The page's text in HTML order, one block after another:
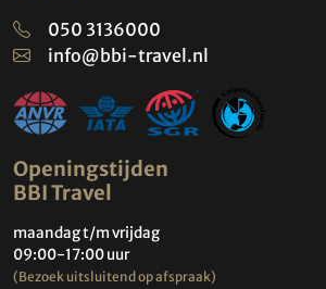
050 3136000
info@bbi-travel.nl
Openingstijden
BBI Travel
maandag t/m vrijdag
09:00-17:00 uur
(Bezoek uitsluitend op afspraak)